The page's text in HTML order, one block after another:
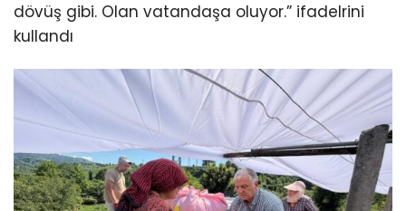
dövüş gibi. Olan vatandaşa oluyor.” ifadelrini
kullandı